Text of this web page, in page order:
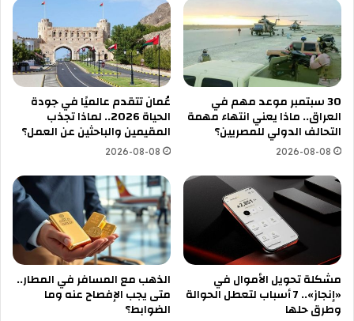
30 سبتمبر موعد مهم في
العراق.. ماذا يعني انتهاء مهمة
التحالف الدولي للمصريين؟
2026-08-08
عُمان تتقدم عالميًا في جودة
الحياة 2026.. لماذا تجذب
المقيمين والباحثين عن العمل؟
2026-08-08
مشكلة تحويل الأموال في
«إنجاز».. 7 أسباب لتعطل الحوالة
وطرق حلها
الذهب مع المسافر في المطار..
متى يجب الإفصاح عنه وما
الضوابط؟